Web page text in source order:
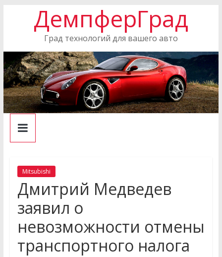
ДемпферГрад
Град технологий для вашего авто
Mitsubishi
Дмитрий Медведев
заявил о
невозможности отмены
транспортного налога